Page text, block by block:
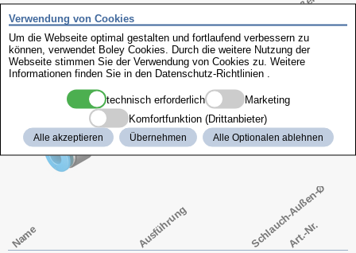
Name Ausführung Schlauch-Außen-Ø
Art.-Nr.
Steckverbindung Schnellkupplung 6mm
609482
Steckverbindung
Schnellkupplung 8mm
Name Ausführung Schlauch-Außen-Ø
Art.-Nr.
Verwendung von Cookies
Um die Webseite optimal gestalten und fortlaufend verbessern zu
können, verwendet Boley Cookies. Durch die weitere Nutzung der
Webseite stimmen Sie der Verwendung von Cookies zu. Weitere
Informationen finden Sie in den Datenschutz-Richtlinien
technisch erforderlich
Marketing
Komfortfunktion (Drittanbieter)
Alle akzeptieren Übernehmen Alle Optionalen ablehnen